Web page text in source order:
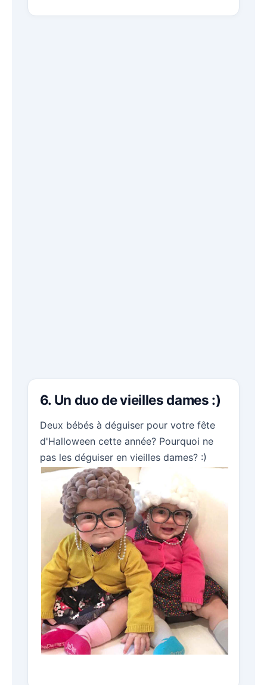
6. Un duo de vieilles dames :)
Deux bébés à déguiser pour votre fête
d'Halloween cette année? Pourquoi ne
pas les déguiser en vieilles dames? :)